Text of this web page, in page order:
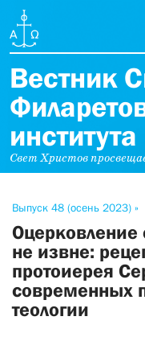
Вестник
института
Свет Христов
Выпуск 48 (осень 2023) »
Оцерковление
не извне:
протоиерея
современных
теологии